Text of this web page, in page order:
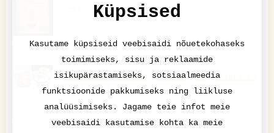
5 1
Risollist rassoli ja rosoljeni, sekka ka
üks kartulisalat
3
Küpsised
Kasutame küpsiseid veebisaidi nõuetekohaseks
toimimiseks, sisu ja reklaamide
isikupärastamiseks, sotsiaalmeedia
funktsioonide pakkumiseks ning liikluse
analüüsimiseks. Jagame teie infot meie
veebisaidi kasutamise kohta ka meie